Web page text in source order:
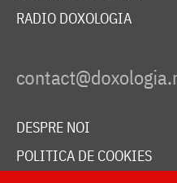
RADIO DOXOLOGIA
DESPRE NOI
POLITICA DE COOKIES